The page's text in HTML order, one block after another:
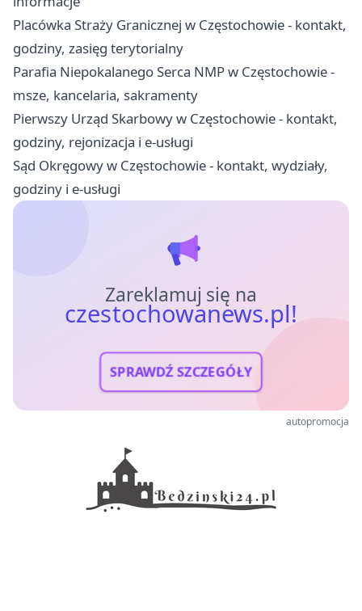
Placówka Straży Granicznej w Częstochowie - kontakt,
godziny, zasięg terytorialny
Parafia Niepokalanego Serca NMP w Częstochowie -
msze, kancelaria, sakramenty
Pierwszy Urząd Skarbowy w Częstochowie - kontakt,
godziny, rejonizacja i e-usługi
Sąd Okręgowy w Częstochowie - kontakt, wydziały,
godziny i e-usługi
Zareklamuj się na
czestochowanews.pl!
SPRAWDŹ SZCZEGÓŁY
autopromocja